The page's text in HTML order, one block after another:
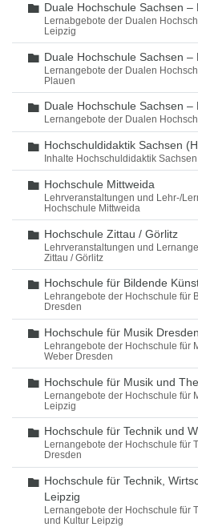
Ordner
Duale Hochschule Sachsen –
Lernabgebote der Dualen
Leipzig
Ordner
Duale Hochschule Sachsen –
Lernangebote der Dualen
Plauen
Ordner
Duale Hochschule Sachsen –
Lernangebote der Dualen
Ordner
Hochschuldidaktik Sachsen
Inhalte Hochschuldidaktik
Ordner
Hochschule Mittweida
Lehrveranstaltungen und Lehr-/
Hochschule Mittweida
Ordner
Hochschule Zittau / Görlitz
Lehrveranstaltungen und
Zittau / Görlitz
Ordner
Hochschule für Bildende
Lehrangebote der Hochschule für
Dresden
Ordner
Hochschule für Musik Dresden
Lehrangebote der Hochschule für
Weber Dresden
Ordner
Hochschule für Musik und
Lernangebote der Hochschule für
Leipzig
Ordner
Hochschule für Technik und
Lernangebote der Hochschule für
Dresden
Ordner
Hochschule für Technik,
Leipzig
Lernangebote der Hochschule für
und Kultur Leipzig